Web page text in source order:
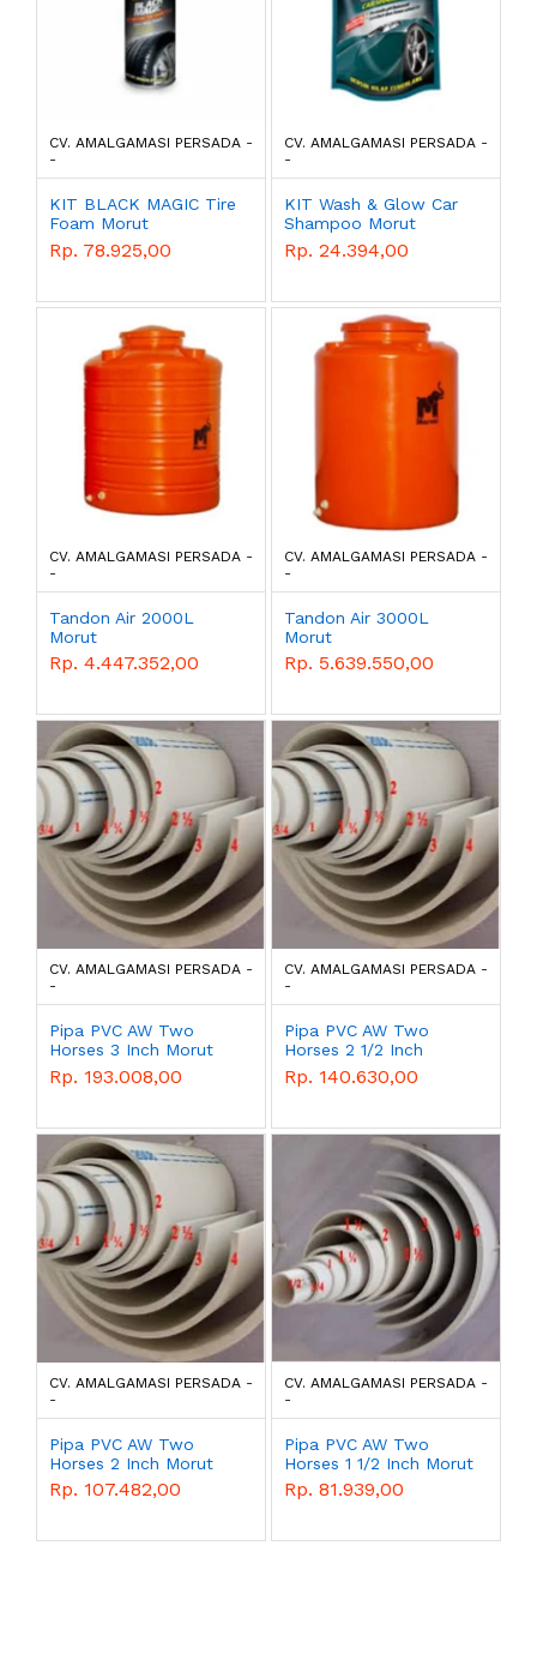
CV. AMALGAMASI PERSADA -
-
KIT BLACK MAGIC Tire
Foam Morut
Rp. 78.925,00
CV. AMALGAMASI PERSADA -
-
KIT Wash & Glow Car
Shampoo Morut
Rp. 24.394,00
CV. AMALGAMASI PERSADA -
-
Tandon Air 2000L
Morut
Rp. 4.447.352,00
CV. AMALGAMASI PERSADA -
-
Tandon Air 3000L
Morut
Rp. 5.639.550,00
CV. AMALGAMASI PERSADA -
-
Pipa PVC AW Two
Horses 3 Inch Morut
Rp. 193.008,00
CV. AMALGAMASI PERSADA -
-
Pipa PVC AW Two
Horses 2 1/2 Inch
Morut
Rp. 140.630,00
CV. AMALGAMASI PERSADA -
-
Pipa PVC AW Two
Horses 2 Inch Morut
Rp. 107.482,00
CV. AMALGAMASI PERSADA -
-
Pipa PVC AW Two
Horses 1 1/2 Inch Morut
Rp. 81.939,00